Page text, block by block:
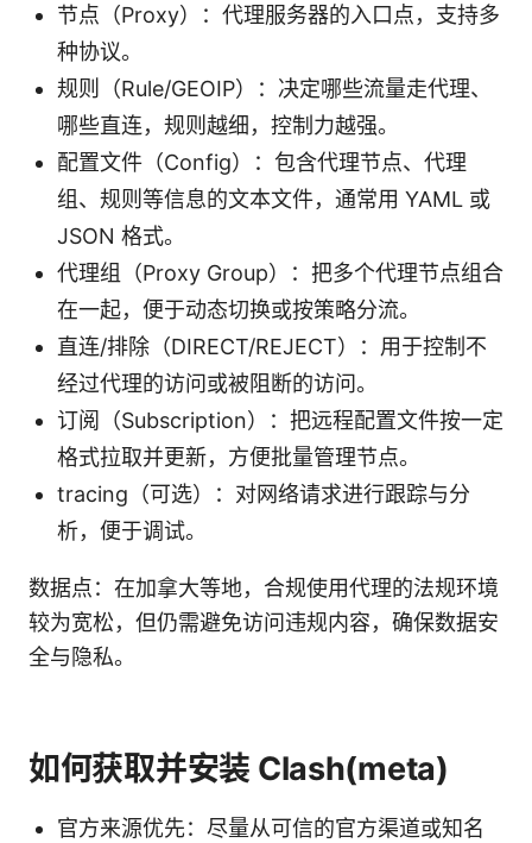
节点（Proxy）：代理服务器的入口点，支持多
种协议。
规则（Rule/GEOIP）：决定哪些流量走代理、
哪些直连，规则越细，控制力越强。
配置文件（Config）：包含代理节点、代理
组、规则等信息的文本文件，通常用 YAML 或
JSON 格式。
代理组（Proxy Group）：把多个代理节点组合
在一起，便于动态切换或按策略分流。
直连/排除（DIRECT/REJECT）：用于控制不
经过代理的访问或被阻断的访问。
订阅（Subscription）：把远程配置文件按一定
格式拉取并更新，方便批量管理节点。
tracing（可选）：对网络请求进行跟踪与分
析，便于调试。
数据点：在加拿大等地，合规使用代理的法规环境
较为宽松，但仍需避免访问违规内容，确保数据安
全与隐私。
如何获取并安装 Clash(meta)
官方来源优先：尽量从可信的官方渠道或知名